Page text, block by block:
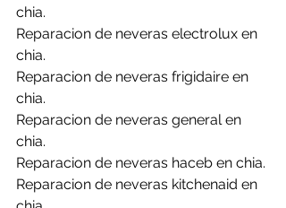
chia.
Reparacion de neveras electrolux en
chia.
Reparacion de neveras frigidaire en
chia.
Reparacion de neveras general en
chia.
Reparacion de neveras haceb en chia.
Reparacion de neveras kitchenaid en